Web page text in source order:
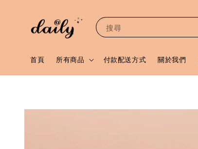
搜尋
首頁 所有商品 付款配送方式 關於我們